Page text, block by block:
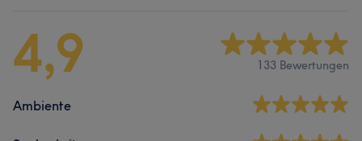
4,9 133 Bewertungen
Ambiente